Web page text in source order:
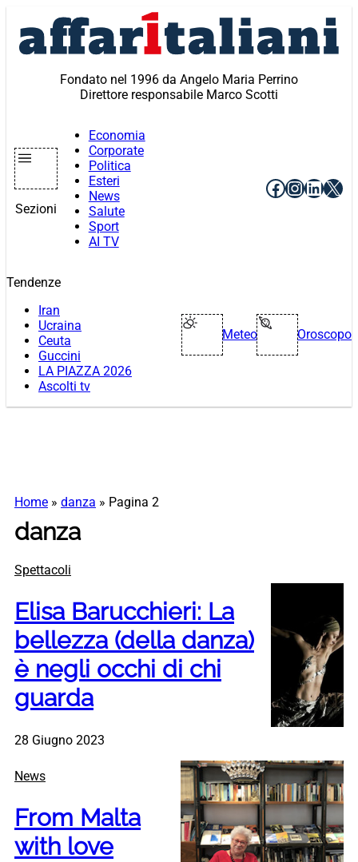
contenuto
Fondato nel 1996 da Angelo Maria Perrino
Direttore responsabile Marco Scotti
Sezioni
Economia
Corporate
Politica
Esteri
News
Salute
Sport
AI TV
Facebook
X
Tendenze
Iran
Ucraina
Ceuta
Guccini
LA PIAZZA 2026
Ascolti tv
Meteo Oroscopo
Home » danza » Pagina 2
danza
Spettacoli
Elisa Barucchieri: La
bellezza (della danza)
è negli occhi di chi
guarda
28 Giugno 2023
News
From Malta
with love